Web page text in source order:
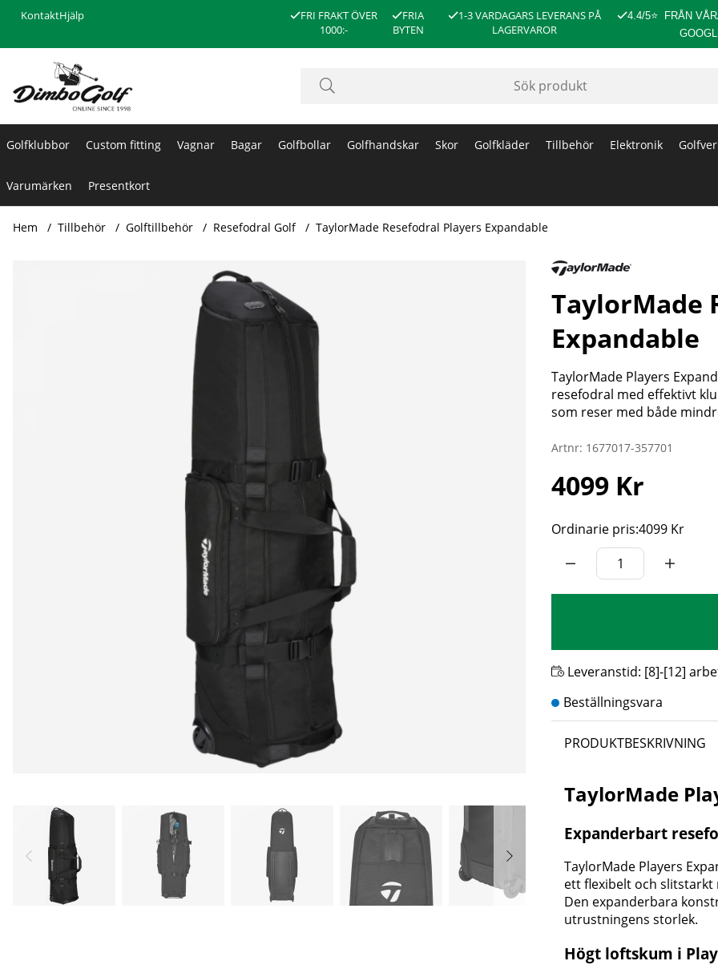
KontaktHjälp
FRI FRAKT ÖVER
1000:-
FRIA
BYTEN
1-3 VARDAGARS LEVERANS PÅ
LAGERVAROR
4.4/5⭐
FRÅN
Golfklubbor Custom fitting Vagnar Bagar Golfbollar Golfhandskar Skor Golfkläder Tillbehör Elektronik
Varumärken Presentkort
Hem Tillbehör Golftillbehör Resefodral Golf TaylorMade Resefodral Players Expandable
Produktbilder TaylorMade Resefodral Players Expandable
TaylorMade
Expandable
TaylorMade Players
resefodral med effektivt
som reser med både
Artnr: 1677017-357701
4099 Kr
Ordinarie pris:4099 Kr
Leveranstid: [8]-[12]
PRODUKTBESKRIVNING
TaylorMade
Expanderbart
TaylorMade Players
ett flexibelt och
Den expanderbara
utrustningens storlek.
Högt loftskum i